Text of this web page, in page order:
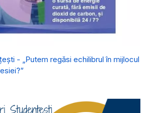
- „Putem regăsi echilibrul în mijlocul